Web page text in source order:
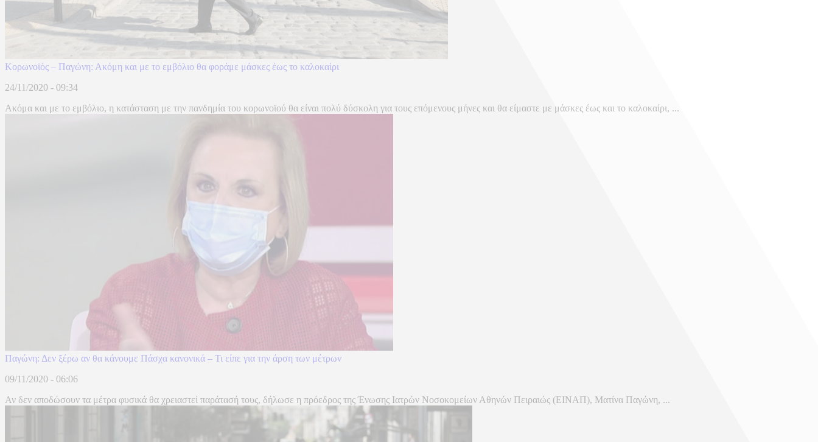
Κορωνοϊός – Παγώνη: Ακόμη και με το εμβόλιο θα φοράμε μάσκες έως το καλοκαίρι
24/11/2020 - 09:34
Ακόμα και με το εμβόλιο, η κατάσταση με την πανδημία του κορωνοϊού θα είναι πολύ δύσκολη για τους επόμενους μήνες και θα είμαστε με μάσκες έως και το καλοκαίρι, ...
Παγώνη: Δεν ξέρω αν θα κάνουμε Πάσχα κανονικά – Τι είπε για την άρση των μέτρων
09/11/2020 - 06:06
Αν δεν αποδώσουν τα μέτρα φυσικά θα χρειαστεί παράτασή τους, δήλωσε η πρόεδρος της Ένωσης Ιατρών Νοσοκομείων Αθηνών Πειραιώς (ΕΙΝΑΠ), Ματίνα Παγώνη, ...